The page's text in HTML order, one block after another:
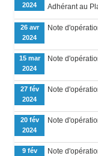
2024
Adhérant au
26 avr
2024
Note
15 mar
2024
Note
27 fév
2024
Note
20 fév
2024
Note
9 fév
Note